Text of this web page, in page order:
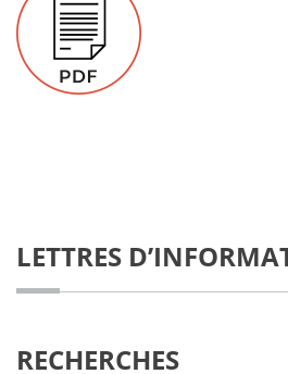
LETTRES
RECHERCHES